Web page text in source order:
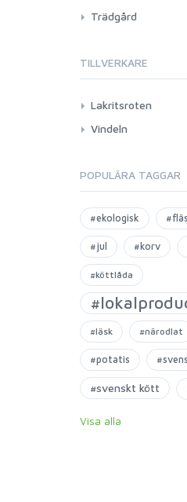
Trädgård
TILLVERKARE
Lakritsroten
Vindeln
POPULÄRA TAGGAR
#ekologisk
#jul #korv
#köttlåda
#läsk #närodlat
#potatis
#svenskt kött
Visa alla